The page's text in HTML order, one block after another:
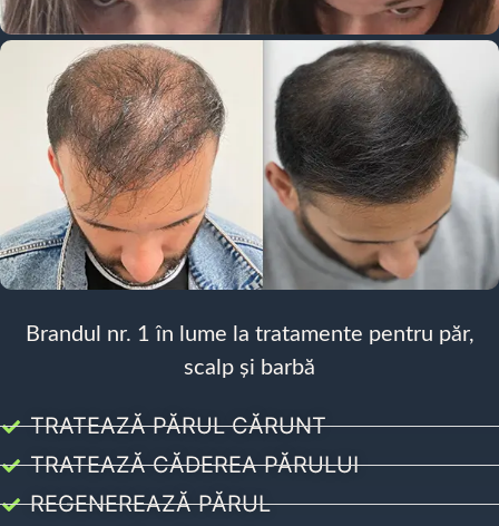
Brandul nr. 1 în lume la tratamente pentru păr,
scalp și barbă
TRATEAZĂ PĂRUL CĂRUNT
TRATEAZĂ CĂDEREA PĂRULUI
REGENEREAZĂ PĂRUL